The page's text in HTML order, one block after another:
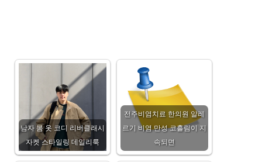
남자 봄 옷 코디 리버클래시
자켓 스타일링 데일리룩
전주비염치료 한의원 알레
르기 비염 만성 코흘림이 지
속되면